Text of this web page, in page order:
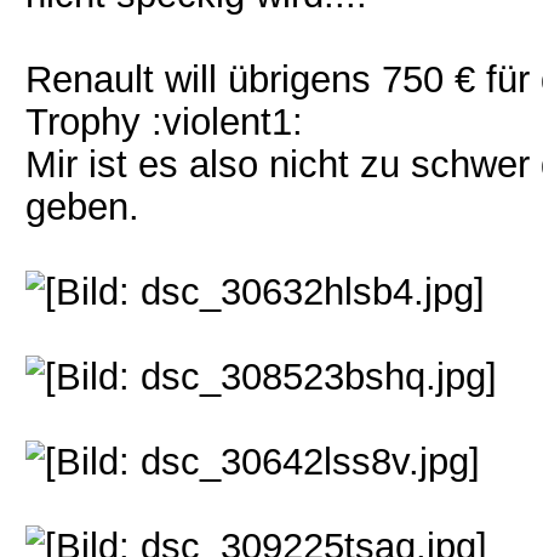
Renault will übrigens 750 €
Trophy :violent1:
Mir ist es also nicht zu
geben.